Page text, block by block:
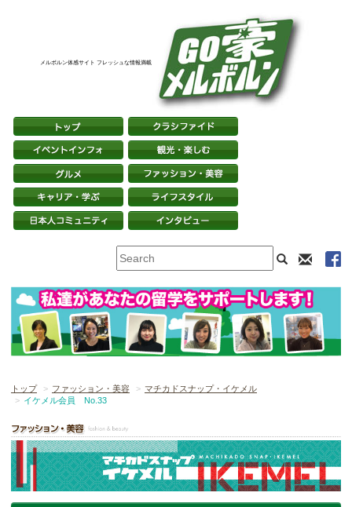
メルボルン体感サイト フレッシュな情報満載
トップ ファッション・美容
マチカドスナップ・イケメル
イケメル会員 No.33